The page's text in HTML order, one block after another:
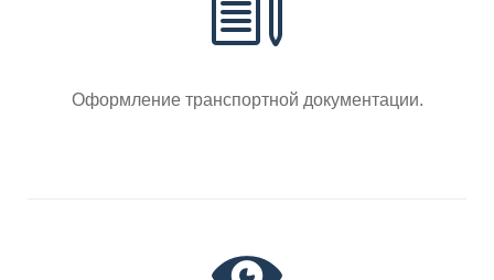
Оформление транспортной документации.